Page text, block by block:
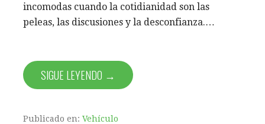
incomodas cuando la cotidianidad son las
peleas, las discusiones y la desconfianza.…
SIGUE LEYENDO →
Publicado en: Vehículo